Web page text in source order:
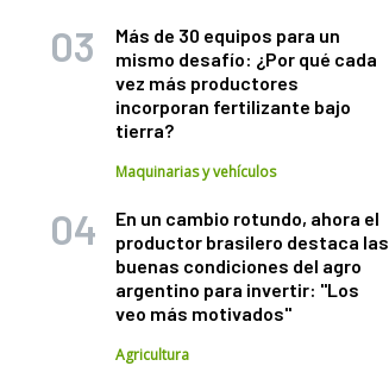
Más de 30 equipos para un
mismo desafío: ¿Por qué cada
vez más productores
incorporan fertilizante bajo
tierra?
Maquinarias y vehículos
En un cambio rotundo, ahora el
productor brasilero destaca las
buenas condiciones del agro
argentino para invertir: "Los
veo más motivados"
Agricultura